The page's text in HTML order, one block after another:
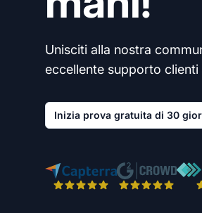
Unisciti alla nostra
eccellente supporto
Inizia prova gratuita di 30